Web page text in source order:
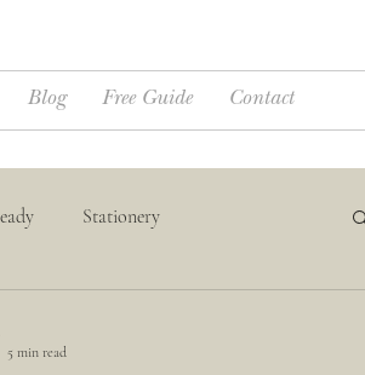
Blog Free Guide Contact
Stationery
5 min read